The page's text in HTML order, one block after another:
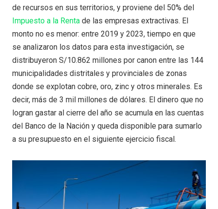
de recursos en sus territorios, y proviene del 50% del
Impuesto a la Renta de las empresas extractivas. El
monto no es menor: entre 2019 y 2023, tiempo en que
se analizaron los datos para esta investigación, se
distribuyeron S/10.862 millones por canon entre las 144
municipalidades distritales y provinciales de zonas
donde se explotan cobre, oro, zinc y otros minerales. Es
decir, más de 3 mil millones de dólares. El dinero que no
logran gastar al cierre del año se acumula en las cuentas
del Banco de la Nación y queda disponible para sumarlo
a su presupuesto en el siguiente ejercicio fiscal.